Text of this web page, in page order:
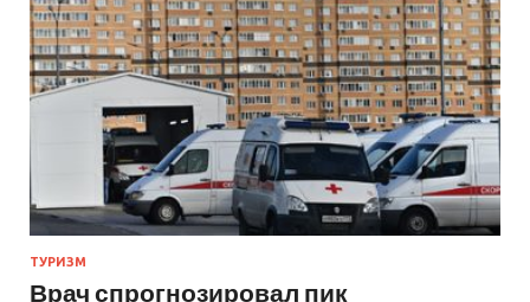
ТУРИЗМ
Врач спрогнозировал пик